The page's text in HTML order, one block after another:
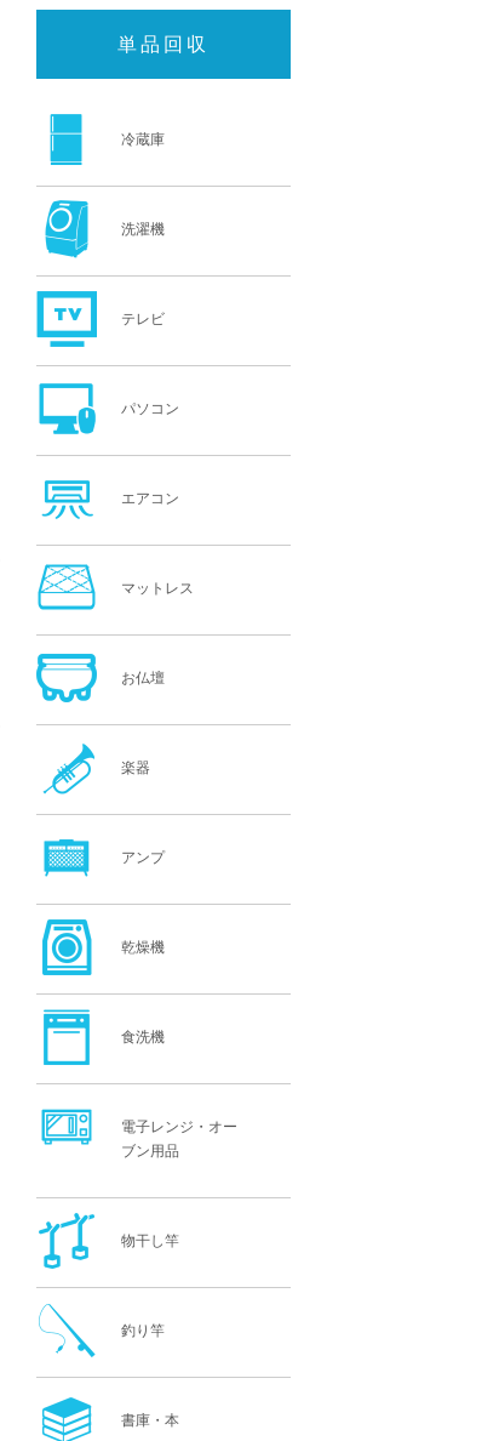
単品回収
冷蔵庫
洗濯機
テレビ
パソコン
エアコン
マットレス
お仏壇
楽器
アンプ
乾燥機
食洗機
電子レンジ・オー
ブン用品
物干し竿
釣り竿
書庫・本